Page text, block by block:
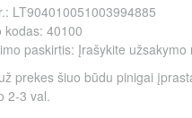
LT904010051003994885
kodas: 40100
paskirtis: Įrašykite užsakymo
prekes šiuo būdu pinigai
2-3 val.